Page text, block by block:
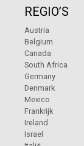
REGIO’S
Austria
Belgium
Canada
South Africa
Germany
Denmark
Mexico
Frankrijk
Ireland
Israel